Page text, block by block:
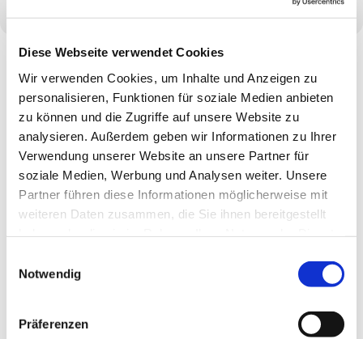
Diese Webseite verwendet Cookies
Wir verwenden Cookies, um Inhalte und Anzeigen zu
personalisieren, Funktionen für soziale Medien anbieten
zu können und die Zugriffe auf unsere Website zu
analysieren. Außerdem geben wir Informationen zu Ihrer
Verwendung unserer Website an unsere Partner für
soziale Medien, Werbung und Analysen weiter. Unsere
Partner führen diese Informationen möglicherweise mit
weiteren Daten zusammen, die Sie ihnen bereitgestellt
Notwendig
Präferenzen